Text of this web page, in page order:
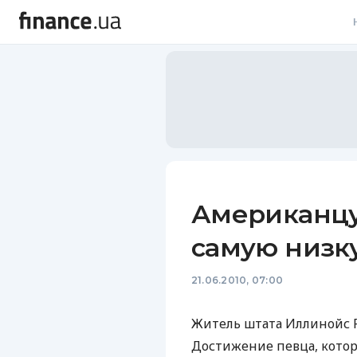
самую
21.06.2010, 07:00
Житель штата Иллинойс
Достижение певца,